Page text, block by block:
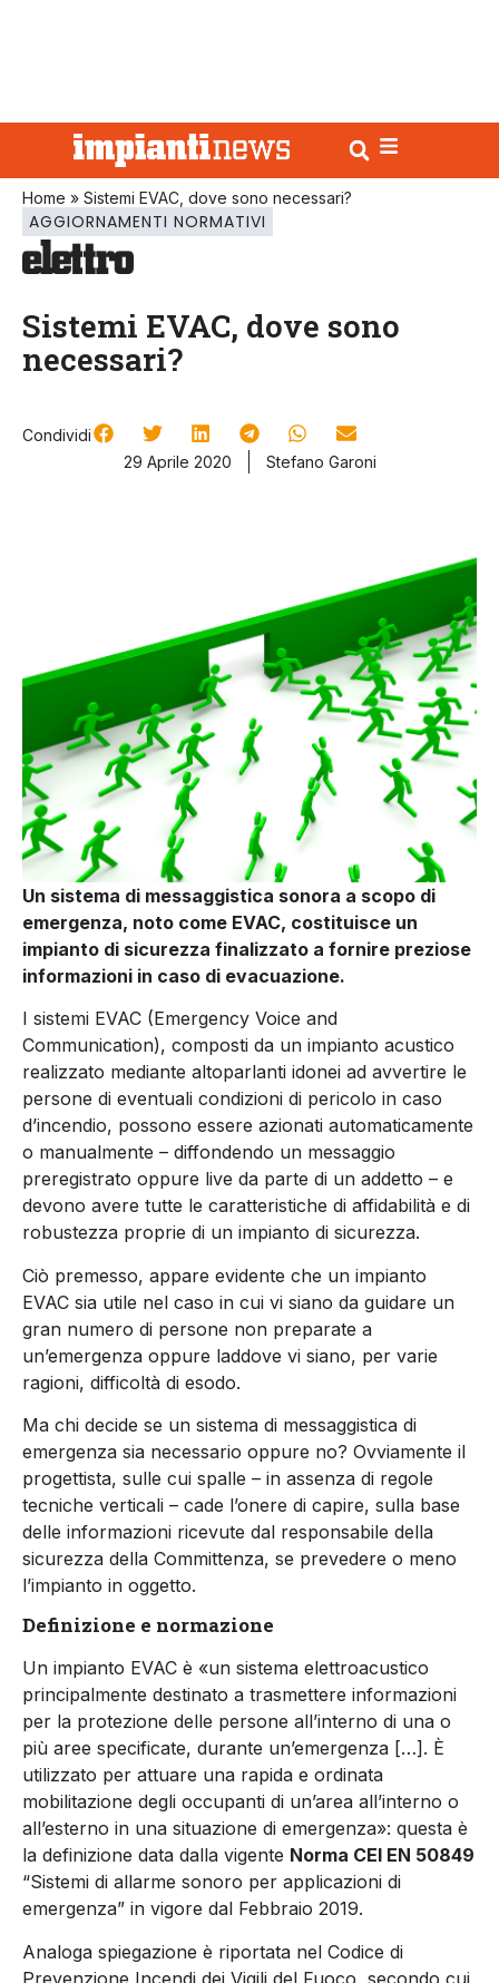
Home » Sistemi EVAC, dove sono necessari?
AGGIORNAMENTI NORMATIVI
Sistemi EVAC, dove sono
necessari?
Condividi
29 Aprile 2020
Stefano Garoni
Un sistema di messaggistica sonora a scopo di
emergenza, noto come EVAC, costituisce un
impianto di sicurezza finalizzato a fornire preziose
informazioni in caso di evacuazione.
I sistemi EVAC (Emergency Voice and
Communication), composti da un impianto acustico
realizzato mediante altoparlanti idonei ad avvertire le
persone di eventuali condizioni di pericolo in caso
d’incendio, possono essere azionati automaticamente
o manualmente – diffondendo un messaggio
preregistrato oppure live da parte di un addetto – e
devono avere tutte le caratteristiche di affidabilità e di
robustezza proprie di un impianto di sicurezza.
Ciò premesso, appare evidente che un impianto
EVAC sia utile nel caso in cui vi siano da guidare un
gran numero di persone non preparate a
un’emergenza oppure laddove vi siano, per varie
ragioni, difficoltà di esodo.
Ma chi decide se un sistema di messaggistica di
emergenza sia necessario oppure no? Ovviamente il
progettista, sulle cui spalle – in assenza di regole
tecniche verticali – cade l’onere di capire, sulla base
delle informazioni ricevute dal responsabile della
sicurezza della Committenza, se prevedere o meno
l’impianto in oggetto.
Definizione e normazione
Un impianto EVAC è «un sistema elettroacustico
principalmente destinato a trasmettere informazioni
per la protezione delle persone all’interno di una o
più aree specificate, durante un’emergenza […]. È
utilizzato per attuare una rapida e ordinata
mobilitazione degli occupanti di un’area all’interno o
all’esterno in una situazione di emergenza»: questa è
la definizione data dalla vigente Norma CEI EN 50849
“Sistemi di allarme sonoro per applicazioni di
emergenza” in vigore dal Febbraio 2019.
Analoga spiegazione è riportata nel Codice di
Prevenzione Incendi dei Vigili del Fuoco, secondo cui